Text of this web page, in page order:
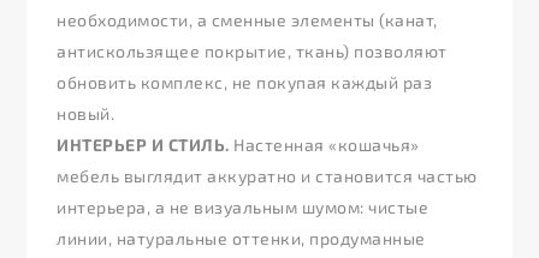
необходимости, а сменные элементы (канат,
антискользящее покрытие, ткань) позволяют
обновить комплекс, не покупая каждый раз
новый.
ИНТЕРЬЕР И СТИЛЬ. Настенная «кошачья»
мебель выглядит аккуратно и становится частью
интерьера, а не визуальным шумом: чистые
линии, натуральные оттенки, продуманные